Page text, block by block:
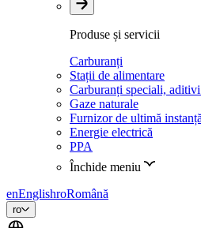
Produse și servicii
Carburanți
Stații de alimentare
Carburanți speciali,
Gaze naturale
Furnizor de ultimă
Energie electrică
PPA
Închide meniu
enEnglishroRomână
ro